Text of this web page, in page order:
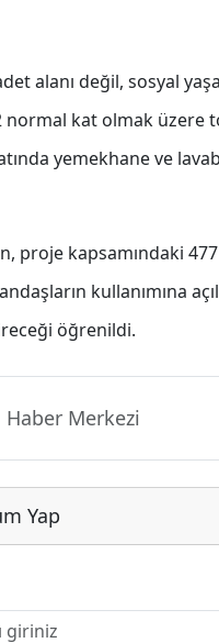
alanı değil, sosyal
normal kat olmak üzere
yemekhane ve
proje kapsamındaki
kullanımına
öğrenildi.
Haber Merkezi
Yap